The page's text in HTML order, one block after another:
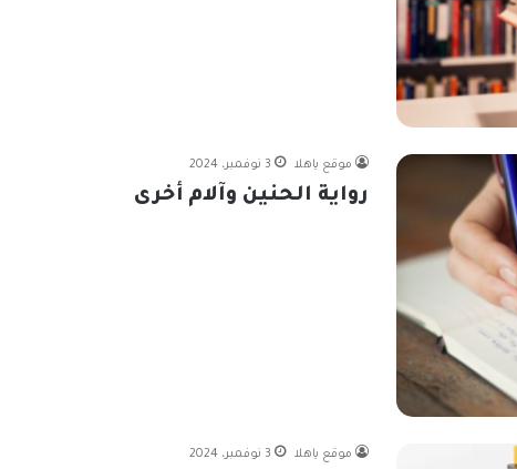
موقع ياهلا 3 نوفمبر، 2024
رواية الحنين وآلام أخرى
موقع ياهلا 3 نوفمبر، 2024